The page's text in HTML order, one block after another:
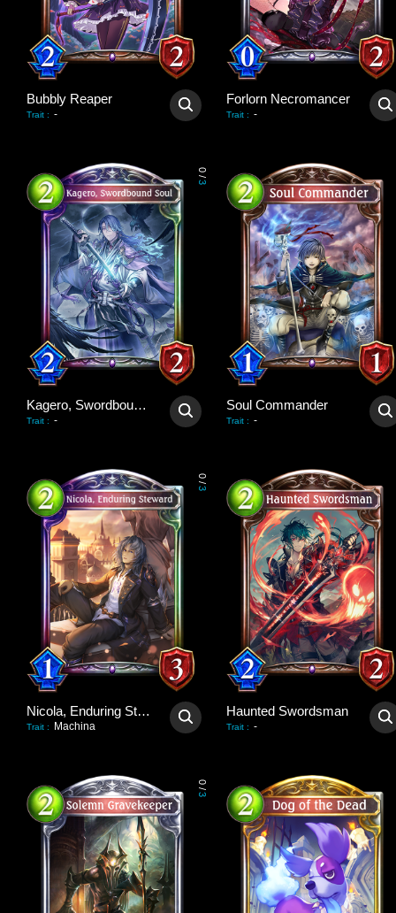
Bubbly Reaper
Trait : -
Forlorn Necromancer
Trait : -
0
/
3
Kagero, Swordbound Soul
Trait : -
Soul Commander
Trait : -
0
/
3
Nicola, Enduring Steward
Trait : Machina
Haunted Swordsman
Trait : -
0
/
3